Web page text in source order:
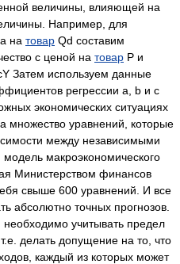
величины, влияющей на
Например, для
на товар Qd составим
с ценой на товар P и
Затем используем данные
регрессии a, b и c
экономических ситуациях
множество уравнений, которые
между независимыми
макроэкономического
Министерством финансов
свыше 600 уравнений. И все
абсолютно точных прогнозов.
учитывать предел
делать допущение на то, что
каждый из которых может